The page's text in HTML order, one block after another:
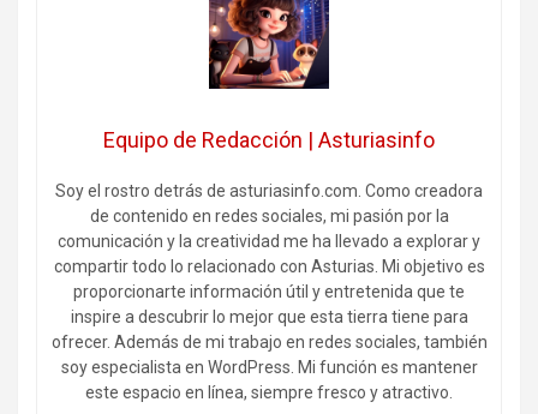
Equipo de Redacción | Asturiasinfo
Soy el rostro detrás de asturiasinfo.com. Como creadora
de contenido en redes sociales, mi pasión por la
comunicación y la creatividad me ha llevado a explorar y
compartir todo lo relacionado con Asturias. Mi objetivo es
proporcionarte información útil y entretenida que te
inspire a descubrir lo mejor que esta tierra tiene para
ofrecer. Además de mi trabajo en redes sociales, también
soy especialista en WordPress. Mi función es mantener
este espacio en línea, siempre fresco y atractivo.